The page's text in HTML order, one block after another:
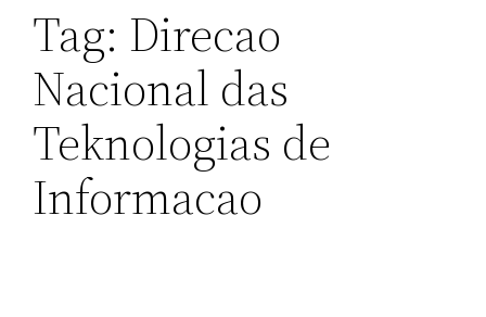
Tag: Direcao
Nacional das
Teknologias de
Informacao